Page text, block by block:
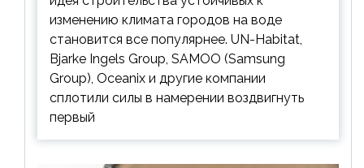
изменению климата городов на воде
становится все популярнее. UN-Habitat,
Bjarke Ingels Group, SAMOO (Samsung
Group), Oceanix и другие компании
сплотили силы в намерении воздвигнуть
первый